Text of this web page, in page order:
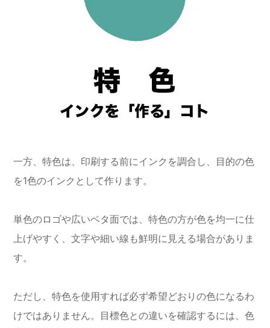
一方、特色は、印刷する前にインクを調合し、目的の色
を1色のインクとして作ります。
単色のロゴや広いベタ面では、特色の方が色を均一に仕
上げやすく、文字や細い線も鮮明に見える場合がありま
す。
ただし、特色を使用すれば必ず希望どおりの色になるわ
けではありません。目標色との違いを確認するには、色